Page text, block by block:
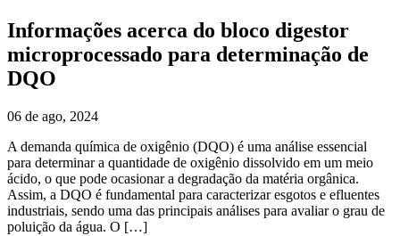
Informações acerca do bloco digestor
microprocessado para determinação de
DQO
06 de ago, 2024
A demanda química de oxigênio (DQO) é uma análise essencial
para determinar a quantidade de oxigênio dissolvido em um meio
ácido, o que pode ocasionar a degradação da matéria orgânica.
Assim, a DQO é fundamental para caracterizar esgotos e efluentes
industriais, sendo uma das principais análises para avaliar o grau de
poluição da água. O […]